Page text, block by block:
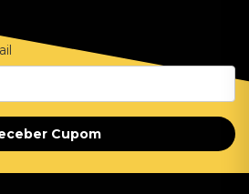
Cupom